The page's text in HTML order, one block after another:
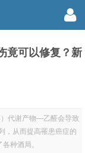
竟可以修复？新
代谢产物—乙醛会导致
，从而提高罹患癌症的
种酒局。